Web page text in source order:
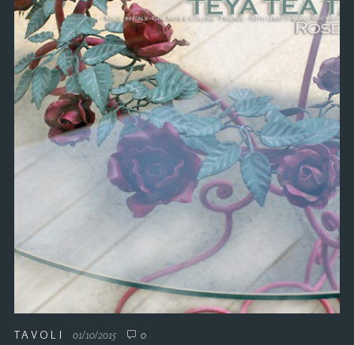
TAVOLI 01/10/2015 0